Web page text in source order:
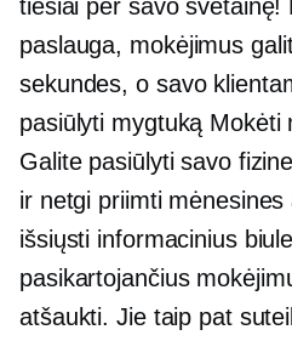
tiesiai per savo svetainę!
paslauga, mokėjimus
sekundes, o savo
pasiūlyti mygtuką Mokėti
Galite pasiūlyti savo
ir netgi priimti
išsiųsti informacinius
pasikartojančius
atšaukti. Jie taip pat